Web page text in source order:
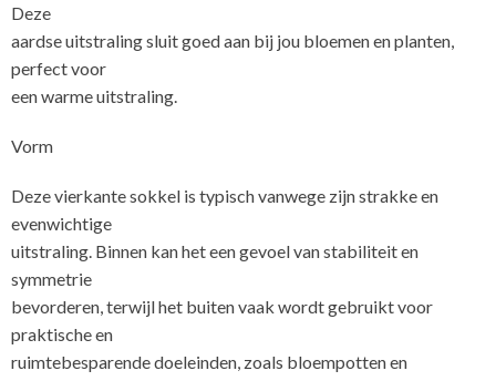
Deze
aardse uitstraling sluit goed aan bij jou bloemen en planten,
perfect voor
een warme uitstraling.
Vorm
Deze vierkante sokkel is typisch vanwege zijn strakke en
evenwichtige
uitstraling. Binnen kan het een gevoel van stabiliteit en
symmetrie
bevorderen, terwijl het buiten vaak wordt gebruikt voor
praktische en
ruimtebesparende doeleinden, zoals bloempotten en